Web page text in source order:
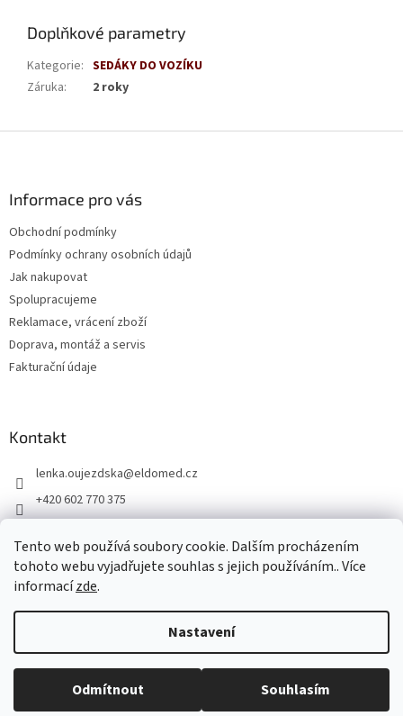
Tento web používá soubory cookie. Dalším procházením
tohoto webu vyjadřujete souhlas s jejich používáním.. Více
informacízde.
Nastavení
Odmítnout Souhlasím
Doplňkové parametry
Kategorie: SEDÁKY DO VOZÍKU
Záruka: 2 roky
Informace pro vás
Obchodní podmínky
Podmínky ochrany osobních údajů
Jak nakupovat
Spolupracujeme
Reklamace, vrácení zboží
Doprava, montáž a servis
Fakturační údaje
Kontakt
lenka.oujezdska@eldomed.cz
+420 602 770 375
eldomed.cz
Copyright 2026Eldomed.cz. Všechna práva vyhrazena.Upravit